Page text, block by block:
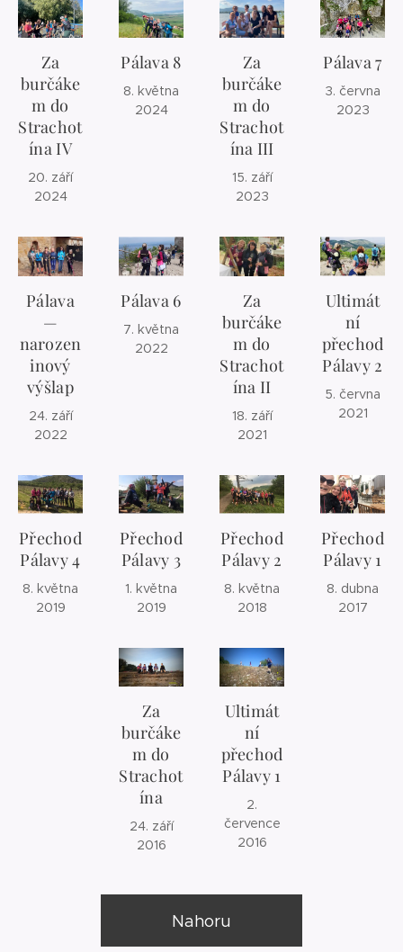
Za
burčáke
m do
Strachot
ína IV
20. září
2024
Pálava 8
8. května
2024
Za
burčáke
m do
Strachot
ína III
15. září
2023
Pálava 7
3. června
2023
Pálava
—
narozen
inový
výšlap
24. září
2022
Pálava 6
7. května
2022
Za
burčáke
m do
Strachot
ína II
18. září
2021
Ultimát
ní
přechod
Pálavy 2
5. června
2021
Přechod
Pálavy 4
8. května
2019
Přechod
Pálavy 3
1. května
2019
Přechod
Pálavy 2
8. května
2018
Přechod
Pálavy 1
8. dubna
2017
Za
burčáke
m do
Strachot
ína
24. září
2016
Ultimát
ní
přechod
Pálavy 1
2.
července
2016
Nahoru